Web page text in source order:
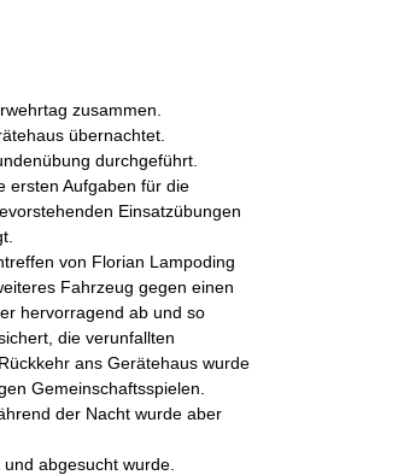
zusammen.
übernachtet.
durchgeführt.
ersten Aufgaben für die
Einsatzübungen
von Florian Lampoding
Fahrzeug gegen einen
hervorragend ab und so
die verunfallten
ans Gerätehaus wurde
Gemeinschaftsspielen.
der Nacht wurde aber
abgesucht wurde.